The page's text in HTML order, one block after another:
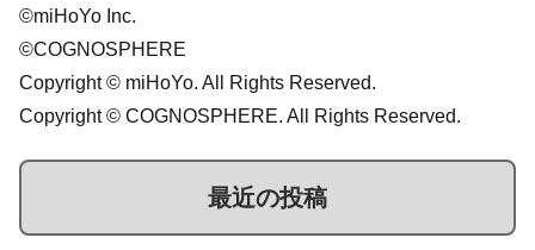
©miHoYo Inc.
©COGNOSPHERE
Copyright © miHoYo. All Rights Reserved.
Copyright © COGNOSPHERE. All Rights Reserved.
最近の投稿